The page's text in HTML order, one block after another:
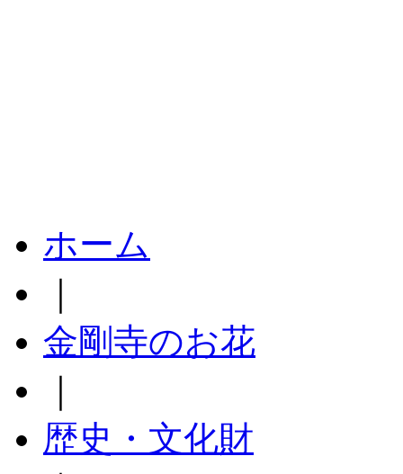
ホーム
金剛寺のお花
歴史・文化財